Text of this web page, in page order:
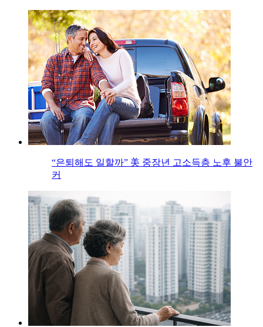
“은퇴해도 일할까” 美 중장년 고소득층 노후 불안
커